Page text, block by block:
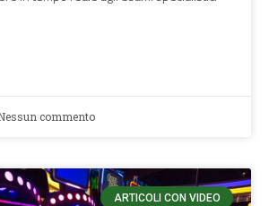
commento
ARTICOLI CON VIDEO